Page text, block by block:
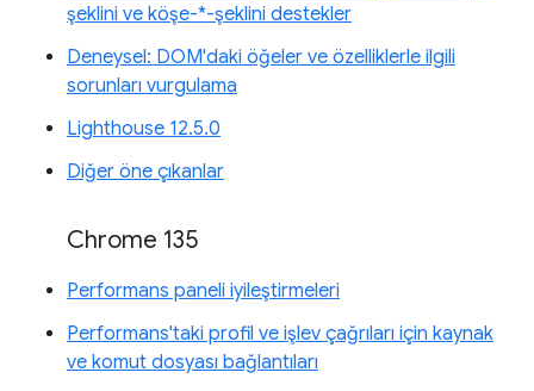
şeklini ve köşe-*-şeklini destekler
Deneysel: DOM'daki öğeler ve özelliklerle ilgili
sorunları vurgulama
Lighthouse 12.5.0
Diğer öne çıkanlar
Chrome 135
Performans paneli iyileştirmeleri
Performans'taki profil ve işlev çağrıları için kaynak
ve komut dosyası bağlantıları